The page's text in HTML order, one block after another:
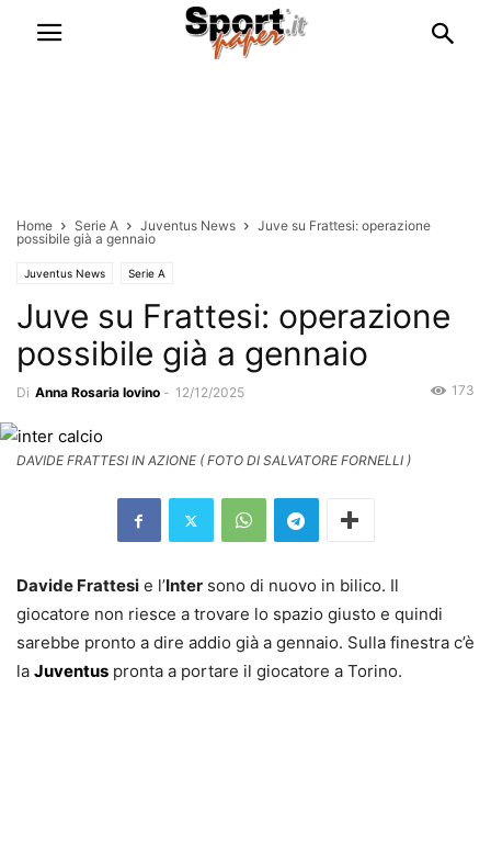
Home Serie A Juventus News
Juve su Frattesi: operazione
possibile già a gennaio
Juventus News Serie A
Juve su Frattesi: operazione
possibile già a gennaio
Di Anna Rosaria Iovino - 12/12/2025 173
DAVIDE FRATTESI IN AZIONE ( FOTO DI SALVATORE FORNELLI )
Davide Frattesi e l’Inter sono di nuovo in bilico. Il
giocatore non riesce a trovare lo spazio giusto e quindi
sarebbe pronto a dire addio già a gennaio. Sulla finestra c’è
la Juventus pronta a portare il giocatore a Torino.